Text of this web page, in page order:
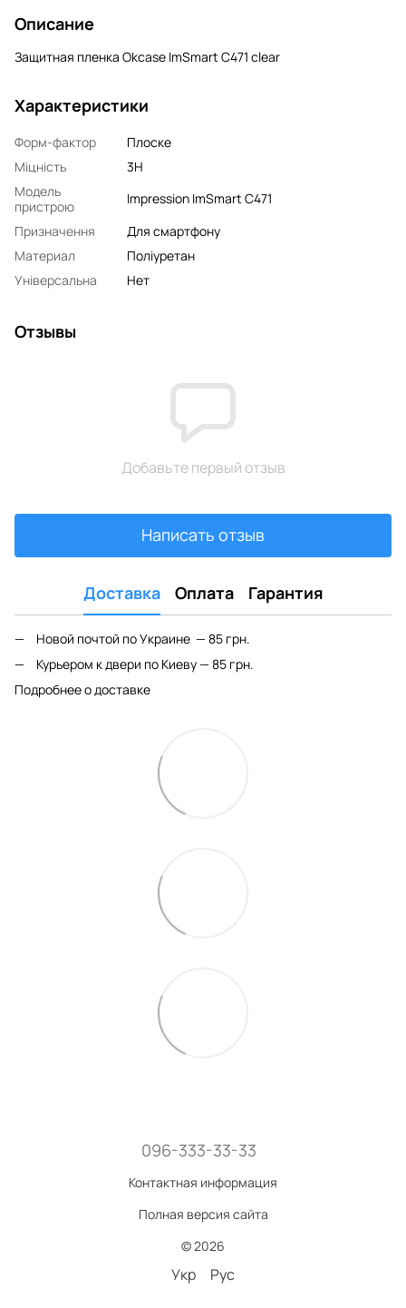
Описание
Защитная пленка Okcase ImSmart C471 clear
Характеристики
Форм-фактор
Плоске
Міцність
3H
Модель
пристрою
Impression ImSmart C471
Призначення
Для смартфону
Материал
Поліуретан
Універсальна
Нет
Отзывы
Добавьте первый отзыв
Написать отзыв
Доставка Оплата Гарантия
Новой почтой по Украине — 85 грн.
Курьером к двери по Киеву — 85 грн.
Подробнее о доставке
096-333-33-33
Контактная информация
Полная версия сайта
© 2026
Укр Рус